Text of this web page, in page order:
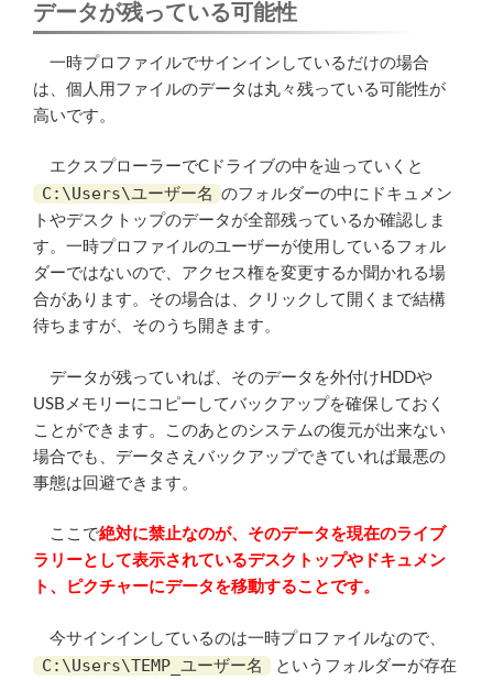
データが残っている可能性
一時プロファイルでサインインしているだけの場合
は、個人用ファイルのデータは丸々残っている可能性が
高いです。
エクスプローラーでCドライブの中を辿っていくと
C:\Users\ユーザー名 のフォルダーの中にドキュメン
トやデスクトップのデータが全部残っているか確認しま
す。一時プロファイルのユーザーが使用しているフォル
ダーではないので、アクセス権を変更するか聞かれる場
合があります。その場合は、クリックして開くまで結構
待ちますが、そのうち開きます。
データが残っていれば、そのデータを外付けHDDや
USBメモリーにコピーしてバックアップを確保しておく
ことができます。このあとのシステムの復元が出来ない
場合でも、データさえバックアップできていれば最悪の
事態は回避できます。
ここで絶対に禁止なのが、そのデータを現在のライブ
ラリーとして表示されているデスクトップやドキュメン
ト、ピクチャーにデータを移動することです。
今サインインしているのは一時プロファイルなので、
C:\Users\TEMP_ユーザー名
というフォルダーが存在